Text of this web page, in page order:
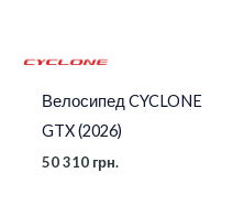
Велосипед CYCLONE
GTX (2026)
50 310 грн.